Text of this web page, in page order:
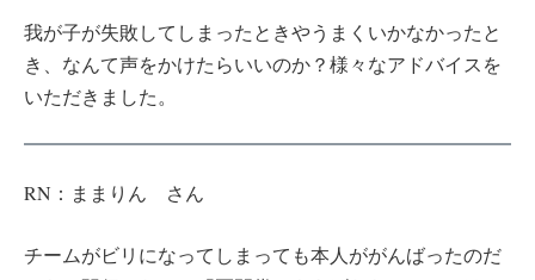
我が子が失敗してしまったときやうまくいかなかったと
き、なんて声をかけたらいいのか？様々なアドバイスを
いただきました。
RN：ままりん さん
チームがビリになってしまっても本人ががんばったのだ